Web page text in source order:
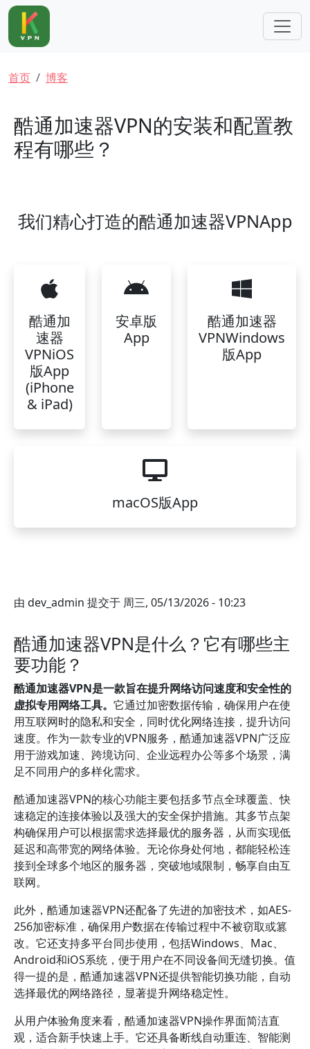
跳转到主要内容
面包屑
首页 博客
酷通加速器VPN的安装和配置教
程有哪些？
我们精心打造的酷通加速器VPNApp
酷通加
速器
VPNiOS
版App
(iPhone
& iPad)
安卓版
App
酷通加速器
VPNWindows
版App
macOS版App
由 dev_admin 提交于 周三, 05/13/2026 - 10:23
酷通加速器VPN是什么？它有哪些主
要功能？
酷通加速器VPN是一款旨在提升网络访问速度和安全性的
虚拟专用网络工具。 它通过加密数据传输，确保用户在使
用互联网时的隐私和安全，同时优化网络连接，提升访问
速度。作为一款专业的VPN服务，酷通加速器VPN广泛应
用于游戏加速、跨境访问、企业远程办公等多个场景，满
足不同用户的多样化需求。
酷通加速器VPN的核心功能主要包括多节点全球覆盖、快
速稳定的连接体验以及强大的安全保护措施。其多节点架
构确保用户可以根据需求选择最优的服务器，从而实现低
延迟和高带宽的网络体验。无论你身处何地，都能轻松连
接到全球多个地区的服务器，突破地域限制，畅享自由互
联网。
此外，酷通加速器VPN还配备了先进的加密技术，如AES-
256加密标准，确保用户数据在传输过程中不被窃取或篡
改。它还支持多平台同步使用，包括Windows、Mac、
Android和iOS系统，便于用户在不同设备间无缝切换。值
得一提的是，酷通加速器VPN还提供智能切换功能，自动
选择最优的网络路径，显著提升网络稳定性。
从用户体验角度来看，酷通加速器VPN操作界面简洁直
观，适合新手快速上手。它还具备断线自动重连、智能测